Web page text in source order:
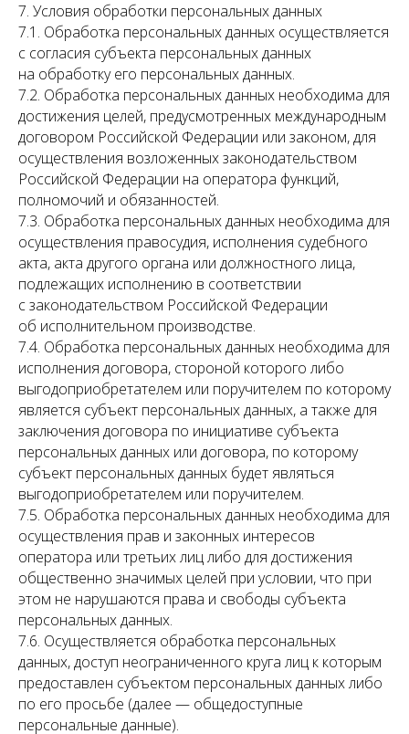
7. Условия обработки персональных данных
7.1. Обработка персональных данных осуществляется
с согласия субъекта персональных данных
на обработку его персональных данных.
7.2. Обработка персональных данных необходима для
достижения целей, предусмотренных международным
договором Российской Федерации или законом, для
осуществления возложенных законодательством
Российской Федерации на оператора функций,
полномочий и обязанностей.
7.3. Обработка персональных данных необходима для
осуществления правосудия, исполнения судебного
акта, акта другого органа или должностного лица,
подлежащих исполнению в соответствии
с законодательством Российской Федерации
об исполнительном производстве.
7.4. Обработка персональных данных необходима для
исполнения договора, стороной которого либо
выгодоприобретателем или поручителем по которому
является субъект персональных данных, а также для
заключения договора по инициативе субъекта
персональных данных или договора, по которому
субъект персональных данных будет являться
выгодоприобретателем или поручителем.
7.5. Обработка персональных данных необходима для
осуществления прав и законных интересов
оператора или третьих лиц либо для достижения
общественно значимых целей при условии, что при
этом не нарушаются права и свободы субъекта
персональных данных.
7.6. Осуществляется обработка персональных
данных, доступ неограниченного круга лиц к которым
предоставлен субъектом персональных данных либо
по его просьбе (далее — общедоступные
персональные данные).